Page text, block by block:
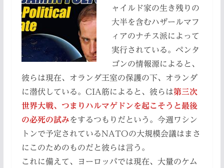
ャイルド家の生き残りの
大半を含むハザールマフ
ィアのナチス派によって
実行されている。ペンタ
ゴンの情報源によると、
彼らは現在、オランダ王室の保護の下、オランダ
に潜伏している。CIA筋によると、彼らは第三次
世界大戦、つまりハルマゲドンを起こそうと最後
の必死の試みをするつもりだという。今週ワシン
トンで予定されているNATOの大規模会議はまさ
にこのためのものだと彼らは言う。
これに備えて、ヨーロッパでは現在、大量のケム